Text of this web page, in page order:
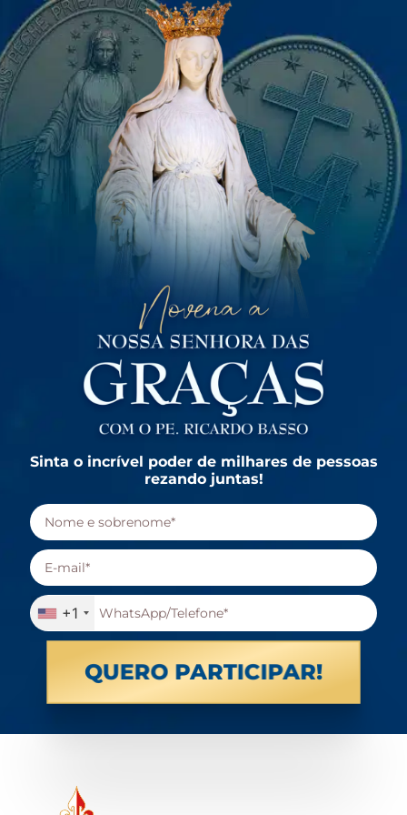
Sinta o incrível poder de milhares de pessoas
rezando juntas!
+1
QUERO PARTICIPAR!